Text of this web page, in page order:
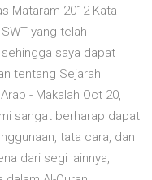
Mataram 2012 Kata
yang telah
saya dapat
tentang Sejarah
- Makalah Oct 20,
sangat berharap dapat
tata cara, dan
dari segi lainnya,